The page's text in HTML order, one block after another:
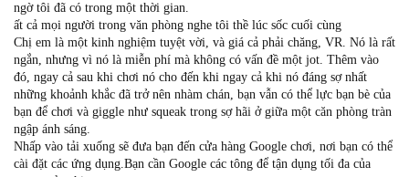
ngờ tôi đã có trong một thời gian.
ất cả mọi người trong văn phòng nghe tôi thề lúc sốc cuối cùng
Chị em là một kinh nghiệm tuyệt vời, và giá cả phải chăng, VR. Nó là rất
ngắn, nhưng vì nó là miễn phí mà không có vấn đề một jot. Thêm vào
đó, ngay cả sau khi chơi nó cho đến khi ngay cả khi nó đáng sợ nhất
những khoảnh khắc đã trở nên nhàm chán, bạn vẫn có thể lực bạn bè của
bạn để chơi và giggle như squeak trong sợ hãi ở giữa một căn phòng tràn
ngập ánh sáng.
Nhấp vào tải xuống sẽ đưa bạn đến cửa hàng Google chơi, nơi bạn có thể
cài đặt các ứng dụng.Bạn cần Google các tông để tận dụng tối đa của